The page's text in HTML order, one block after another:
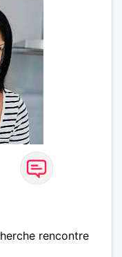
rencontre